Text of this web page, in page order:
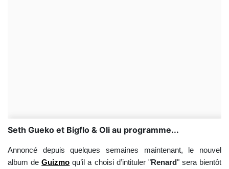
Seth Gueko et Bigflo & Oli au programme...
Annoncé depuis quelques semaines maintenant, le nouvel
album deGuizmo qu’il a choisi d’intituler "Renard" sera bientôt